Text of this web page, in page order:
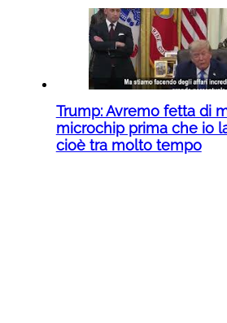
Trump: Avremo fetta di
microchip prima che io
cioè tra molto tempo